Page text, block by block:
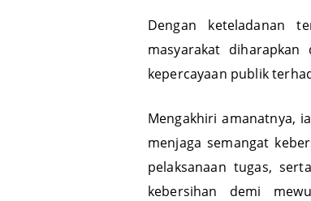
Dengan keteladanan
masyarakat
kepercayaan publik
Mengakhiri amanatnya,
menjaga semangat
pelaksanaan tugas,
kebersihan demi